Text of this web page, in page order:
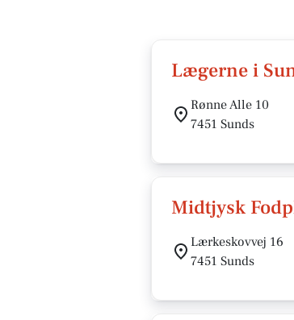
Lægerne i
Rønne Alle 10
7451 Sunds
Midtjysk
Lærkeskovvej 16
7451 Sunds